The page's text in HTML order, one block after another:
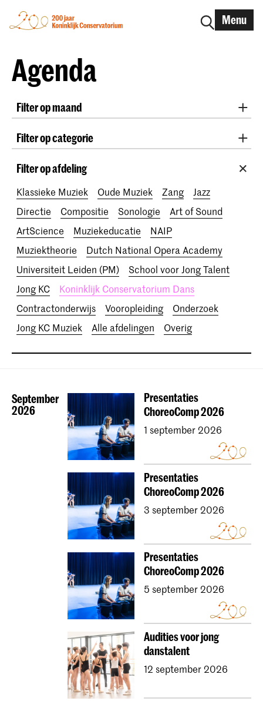
Menu
Agenda
Filter op maand
October 2026
November 2026
December 2026
July 2027
Filter op categorie
Lunchconcerten
Filter op afdeling
Klassieke Muziek Oude Muziek Zang
Jazz
Directie
Compositie Sonologie
Art of Sound
ArtScience
Muziekeducatie
NAIP
Muziektheorie
Dutch National Opera Academy
Universiteit Leiden (PM)
School voor Jong Talent
Jong KC
Koninklijk Conservatorium Dans
Contractonderwijs
Vooropleiding
Onderzoek
Jong KC Muziek
Alle afdelingen Overig
September
2026
Presentaties
ChoreoComp 2026
1 september 2026
Presentaties
ChoreoComp 2026
3 september 2026
Presentaties
ChoreoComp 2026
5 september 2026
Audities voor jong
danstalent
12 september 2026